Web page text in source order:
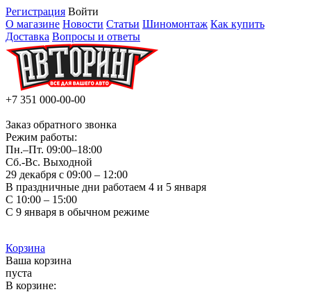
Регистрация Войти
О магазине Новости Статьи Шиномонтаж Как купить
Доставка Вопросы и ответы
+7 351 000-00-00
Заказ обратного звонка
Режим работы:
Пн.–Пт. 09:00–18:00
Сб.-Вс. Выходной
29 декабря с 09:00 – 12:00
В праздничные дни работаем 4 и 5 января
С 10:00 – 15:00
С 9 января в обычном режиме
Корзина
Ваша корзина
пуста
В корзине: